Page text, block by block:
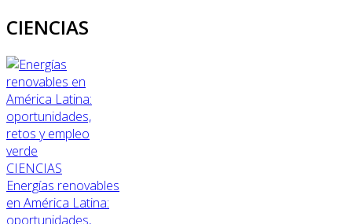
CIENCIAS
CIENCIAS
Energías renovables
en América Latina:
oportunidades,